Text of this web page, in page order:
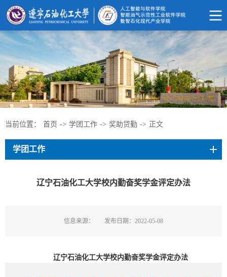
当前位置： 首页 -> 学团工作 -> 奖助贷勤 -> 正文
学团工作
辽宁石油化工大学校内勤奋奖学金评定办法
信息来源： 发布日期：2022-05-08
辽宁石油化工大学校内勤奋奖学金评定办法